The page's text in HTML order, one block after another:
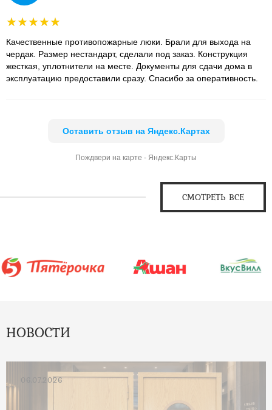
Качественные противопожарные люки. Брали для выхода на
чердак. Размер нестандарт, сделали под заказ. Конструкция
жесткая, уплотнители на месте. Документы для сдачи дома в
эксплуатацию предоставили сразу. Спасибо за оперативность.
Оставить отзыв на Яндекс.Картах
Пождвери на карте - Яндекс.Карты
СМОТРЕТЬ ВСЕ
НОВОСТИ
06.07.2026